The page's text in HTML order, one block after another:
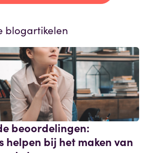
blogartikelen
beoordelingen:
helpen bij het maken van